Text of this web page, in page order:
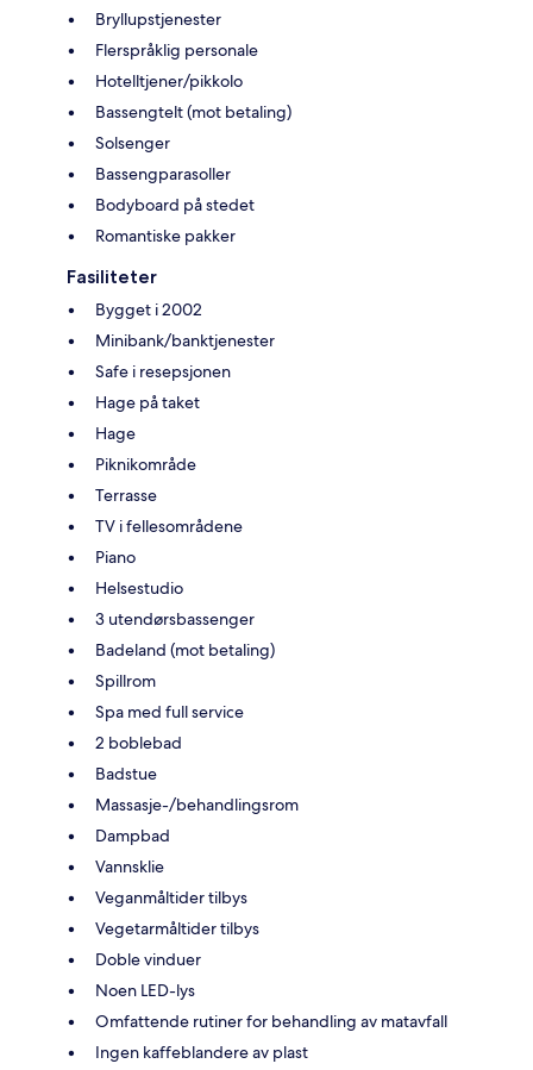
Bryllupstjenester
Flerspråklig personale
Hotelltjener/pikkolo
Bassengtelt (mot betaling)
Solsenger
Bassengparasoller
Bodyboard på stedet
Romantiske pakker
Fasiliteter
Bygget i 2002
Minibank/banktjenester
Safe i resepsjonen
Hage på taket
Hage
Piknikområde
Terrasse
TV i fellesområdene
Piano
Helsestudio
3 utendørsbassenger
Badeland (mot betaling)
Spillrom
Spa med full service
2 boblebad
Badstue
Massasje-/behandlingsrom
Dampbad
Vannsklie
Veganmåltider tilbys
Vegetarmåltider tilbys
Doble vinduer
Noen LED-lys
Omfattende rutiner for behandling av matavfall
Ingen kaffeblandere av plast